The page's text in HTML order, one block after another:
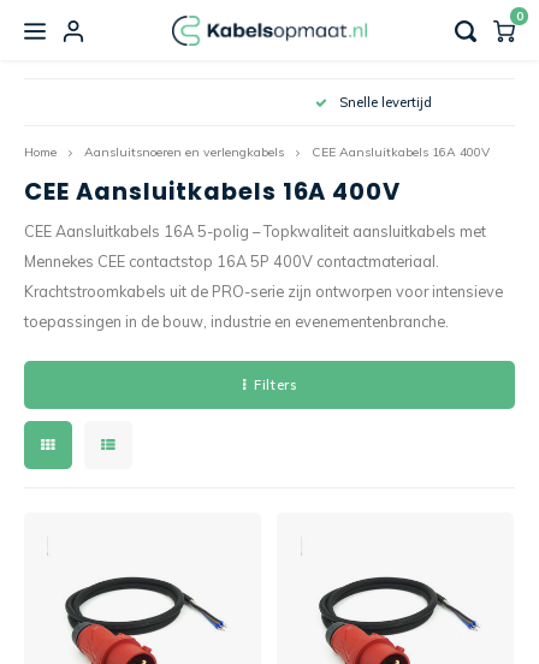
Hoofdmenu / aansluitsnoeren en verlengkabels
Aansluitsnoeren randaarde
Verlengkabels randaarde
Verloopkabels
CEE Aansluitkabels 16A 400V
CEE Aansluitkabels 63A 400V
CEE Verlengkabels 16A 230V
Hoofdmenu / industriële bekabeling
Prefab signaalkabels
Prefab sensorkabels
Hoofdmenu / aardkabels & aardlitzen
Aardkabels geassembleerd
Vlakke aardlitze gevlochten
Hoofdmenu / groepenkast bedrading
Groepenkast bedradingssets
Groepenkast draadbruggen
Hoofdmenu / componenten en benodigdheden
Contactmateriaal
Behuizingen
Verbindingsmateriaal
Hoofd-/werkschakelaars
0
Snelle levertijd
Home Aansluitsnoeren en verlengkabels CEE Aansluitkabels 16A 400V
CEE Aansluitkabels 16A 400V
CEE Aansluitkabels 16A 5-polig – Topkwaliteit aansluitkabels met
Mennekes CEE contactstop 16A 5P 400V contactmateriaal.
Krachtstroomkabels uit de PRO-serie zijn ontworpen voor intensieve
toepassingen in de bouw, industrie en evenementenbranche.
Filters